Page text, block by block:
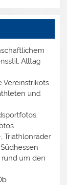
Alltag
und
Triathlonräder
um den